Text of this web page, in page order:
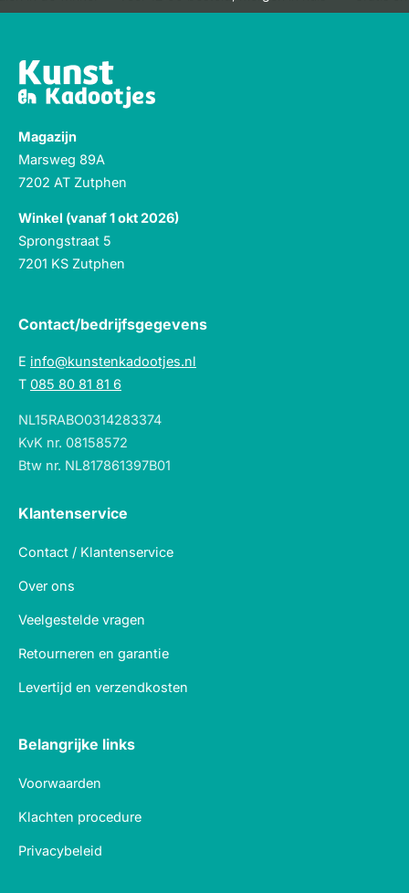
Magazijn
Marsweg 89A
7202 AT Zutphen
Winkel (vanaf 1 okt 2026)
Sprongstraat 5
7201 KS Zutphen
Contact/bedrijfsgegevens
E info@kunstenkadootjes.nl
T 085 80 81 81 6
NL15RABO0314283374
KvK nr. 08158572
Btw nr. NL817861397B01
Klantenservice
Contact / Klantenservice
Over ons
Veelgestelde vragen
Retourneren en garantie
Levertijd en verzendkosten
Belangrijke links
Voorwaarden
Klachten procedure
Privacybeleid